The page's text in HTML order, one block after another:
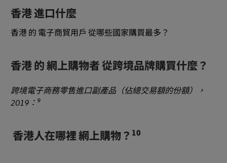
香港 進口什麼
香港 的 電子商貿用戶 從哪些國家購買最多？
香港 的 網上購物者 從跨境品牌購買什麼？
跨境電子商務零售進口副產品（佔總交易額的份額），
2019： 9
香港人在哪裡 網上購物？ 10